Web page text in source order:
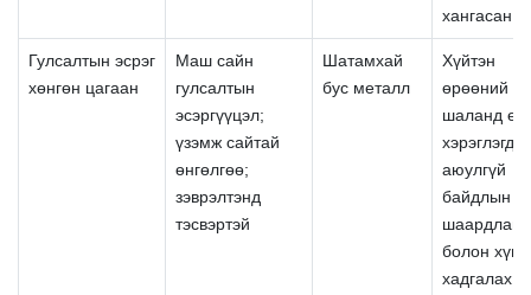
хангасан
Гулсалтын эсрэг
хөнгөн цагаан
Маш сайн
гулсалтын
эсэргүүцэл;
үзэмж сайтай
өнгөлгөө;
зэврэлтэнд
тэсвэртэй
Шатамхай
бус металл
Хүйтэн
өрөөний
шаланд
аюулгүй
байдлын
шаардлага
болон
хадгалах